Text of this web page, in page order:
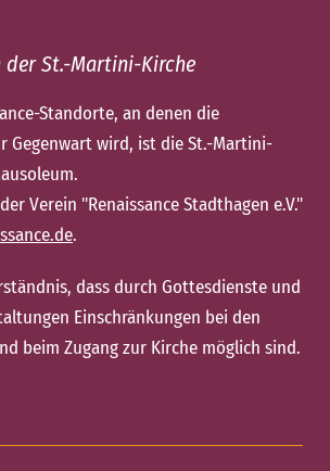
der St.-Martini-Kirche
Standorte, an denen die
Gegenwart wird, ist die St.-Martini-
Verein "Renaissance Stadthagen e.V."
.
dass durch Gottesdienste und
Einschränkungen bei den
beim Zugang zur Kirche möglich sind.